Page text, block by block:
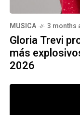
MUSICA 3 months
Gloria Trevi
más
2026